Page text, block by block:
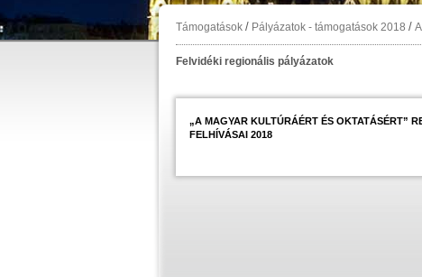
Támogatások / Pályázatok - támogatások 2018 /
Felvidéki regionális pályázatok
„A MAGYAR KULTÚRÁÉRT ÉS OKTATÁSÉRT”
FELHÍVÁSAI 2018